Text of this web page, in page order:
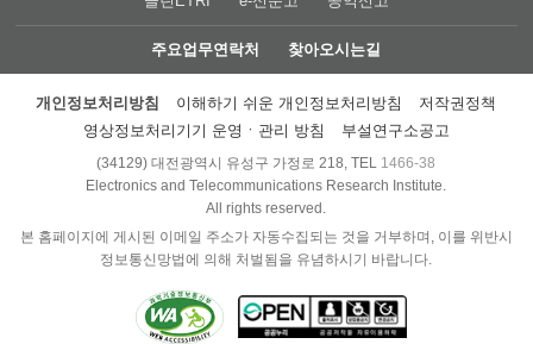
주요업무연락처 찾아오시는길
개인정보처리방침 이해하기 쉬운 개인정보처리방침
저작권정책
영상정보처리기기 운영ㆍ관리 방침
부설연구소공고
(34129) 대전광역시 유성구 가정로 218, TEL 1466-38
Electronics and Telecommunications Research Institute.
All rights reserved.
본 홈페이지에 게시된 이메일 주소가 자동수집되는 것을 거부하며, 이를 위반시
정보통신망법에 의해 처벌됨을 유념하시기 바랍니다.